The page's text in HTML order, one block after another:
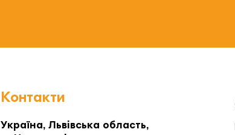
Контакти
Україна, Львівська область,